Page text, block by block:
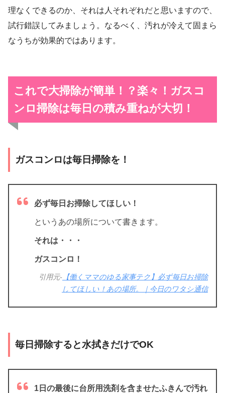
理なくできるのか、それは人それぞれだと思いますので、
試行錯誤してみましょう。なるべく、汚れが冷えて固まら
なうちが効果的ではあります。
これで大掃除が簡単！？楽々！ ガスコ
ンロ掃除は毎日の積み重ねが大切！
ガスコンロは毎日掃除を！
必ず毎日お掃除してほしい！
というあの場所について書きます。
それは・・・
ガスコンロ！
引用元- 【働くママのゆる家事テク】必ず毎日お掃除
してほしい！あの場所。｜今日のワタシ通信
毎日掃除すると水拭きだけでOK
1日の最後に台所用洗剤を含ませたふきんで汚れ